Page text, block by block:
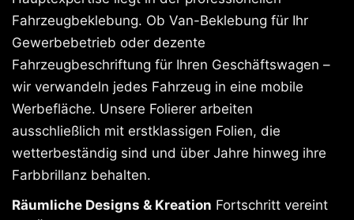
Fahrzeugbeklebung. Ob Van-Beklebung für Ihr
Gewerbebetrieb oder dezente
Fahrzeugbeschriftung für Ihren Geschäftswagen –
wir verwandeln jedes Fahrzeug in eine mobile
Werbefläche. Unsere Folierer arbeiten
ausschließlich mit erstklassigen Folien, die
wetterbeständig sind und über Jahre hinweg ihre
Farbbrillanz behalten.
Räumliche Designs & Kreation Fortschritt vereint